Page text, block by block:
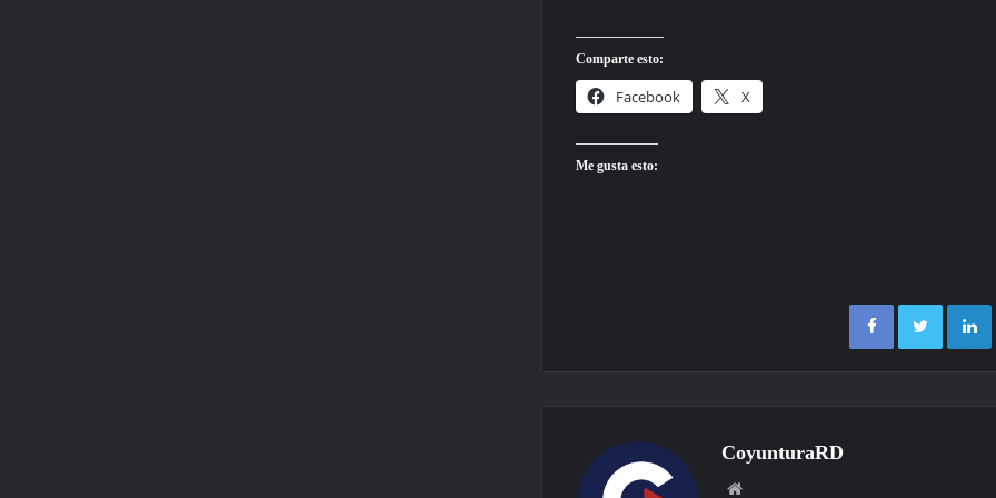
Comparte esto:
Facebook X
Me gusta esto:
FacebookTwitter
CoyunturaRD
Sitio